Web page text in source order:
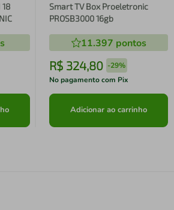
Smart TV Box Proeletronic
PROSB3000 16gb
11.397 pontos
R$ 324,80 -29%
No pagamento com Pix
Adicionar ao carrinho